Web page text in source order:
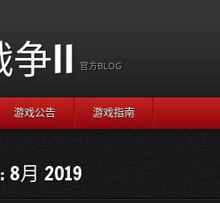
争II 官方BLOG
游戏公告 游戏指南
8月 2019